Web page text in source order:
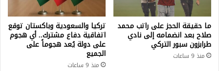
ما حقيقة الحجز على راتب محمد
صلاح بعد انضمامه إلى نادي
طرابزون سبور التركي
منذ 9 ساعات
تركيا والسعودية وباكستان توقع
اتفاقية دفاع مشترك.. أي هجوم
على دولة يُعد هجوماً على
الجميع
منذ 9 ساعات